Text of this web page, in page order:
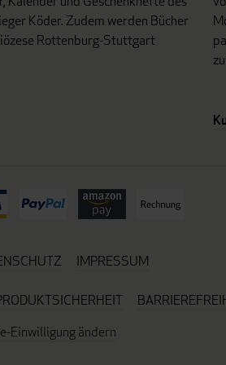
Köder. Zudem werden Bücher
Rottenburg-Stuttgart
IMPRESSUM
Einwilligung ändern